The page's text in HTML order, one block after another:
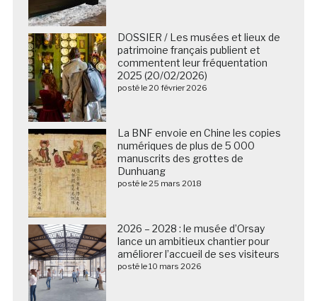
DOSSIER / Les musées et lieux de
patrimoine français publient et
commentent leur fréquentation
2025 (20/02/2026)
posté le 20 février 2026
La BNF envoie en Chine les copies
numériques de plus de 5 000
manuscrits des grottes de
Dunhuang
posté le 25 mars 2018
2026 – 2028 : le musée d’Orsay
lance un ambitieux chantier pour
améliorer l’accueil de ses visiteurs
posté le 10 mars 2026